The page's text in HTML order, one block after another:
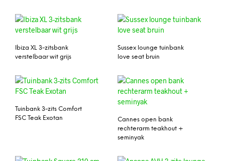
Ibiza XL 3-zitsbank
verstelbaar wit grijs
Sussex lounge tuinbank
love seat bruin
Tuinbank 3-zits Comfort
FSC Teak Exotan
Cannes open bank
rechterarm teakhout +
seminyak